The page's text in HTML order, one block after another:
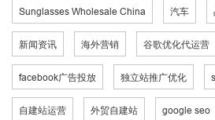
Sunglasses Wholesale China 汽车
新闻资讯 海外营销 谷歌优化代运营
facebook广告投放 独立站推广优化
自建站运营 外贸自建站 google seo